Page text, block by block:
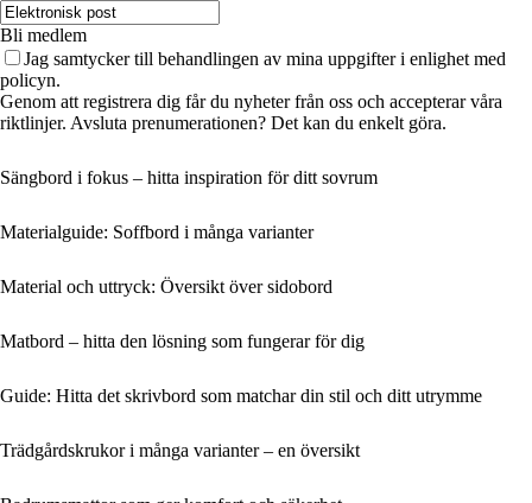
Bli medlem
Jag samtycker till behandlingen av mina uppgifter i enlighet med
policyn.
Genom att registrera dig får du nyheter från oss och accepterar våra
riktlinjer. Avsluta prenumerationen? Det kan du enkelt göra.
Sängbord i fokus – hitta inspiration för ditt sovrum
Materialguide: Soffbord i många varianter
Material och uttryck: Översikt över sidobord
Matbord – hitta den lösning som fungerar för dig
Guide: Hitta det skrivbord som matchar din stil och ditt utrymme
Trädgårdskrukor i många varianter – en översikt